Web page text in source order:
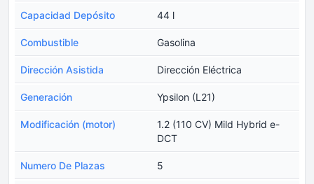
Capacidad Depósito 44 l
Combustible Gasolina
Dirección Asistida Dirección Eléctrica
Generación Ypsilon (L21)
Modificación (motor)
1.2 (110 CV) Mild Hybrid e-
DCT
Numero De Plazas 5